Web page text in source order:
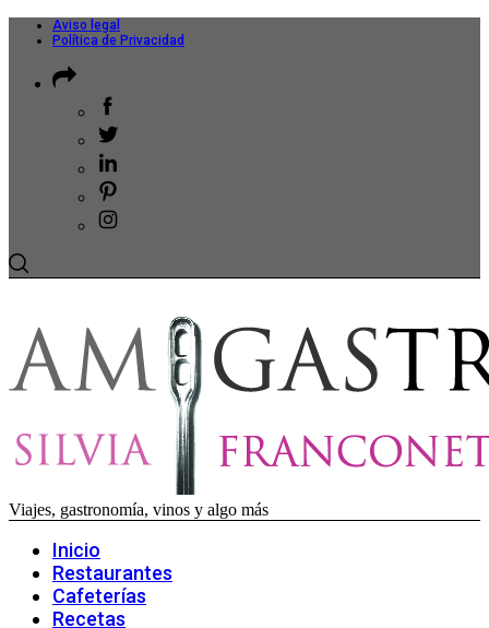
Aviso legal
Política de Privacidad
Viajes, gastronomía, vinos y algo más
Inicio
Restaurantes
Cafeterías
Recetas